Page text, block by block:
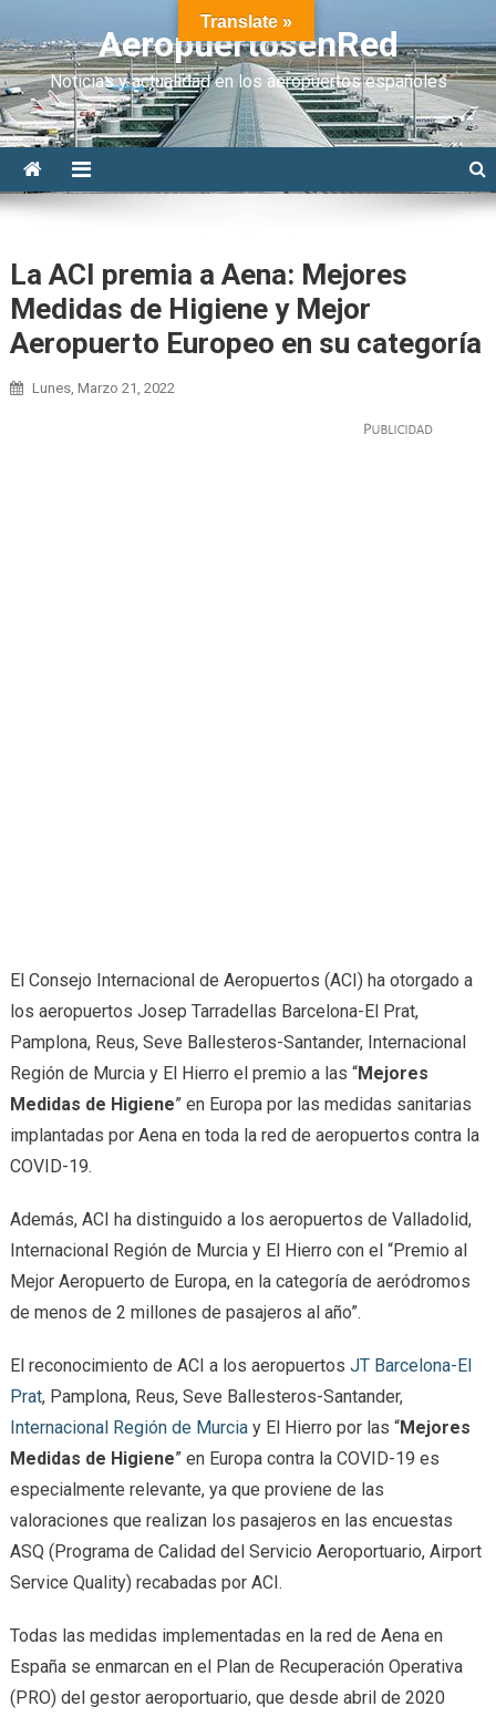
AeropuertosenRed
Noticias y actualidad en los aeropuertos españoles
La ACI premia a Aena: Mejores
Medidas de Higiene y Mejor
Aeropuerto Europeo en su categoría
Lunes, Marzo 21, 2022
El Consejo Internacional de Aeropuertos (ACI) ha otorgado a
los aeropuertos Josep Tarradellas Barcelona-El Prat,
Pamplona, Reus, Seve Ballesteros-Santander, Internacional
Región de Murcia y El Hierro el premio a las “Mejores
Medidas de Higiene” en Europa por las medidas sanitarias
implantadas por Aena en toda la red de aeropuertos contra la
COVID-19.
Además, ACI ha distinguido a los aeropuertos de Valladolid,
Internacional Región de Murcia y El Hierro con el “Premio al
Mejor Aeropuerto de Europa, en la categoría de aeródromos
de menos de 2 millones de pasajeros al año”.
El reconocimiento de ACI a los aeropuertos JT Barcelona-El
Prat, Pamplona, Reus, Seve Ballesteros-Santander,
Internacional Región de Murciay El Hierro por las “Mejores
Medidas de Higiene” en Europa contra la COVID-19 es
especialmente relevante, ya que proviene de las
valoraciones que realizan los pasajeros en las encuestas
ASQ (Programa de Calidad del Servicio Aeroportuario, Airport
Service Quality) recabadas por ACI.
Todas las medidas implementadas en la red de Aena en
España se enmarcan en el Plan de Recuperación Operativa
(PRO) del gestor aeroportuario, que desde abril de 2020
Translate »